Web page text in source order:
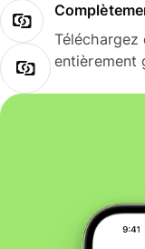
Téléchargez
entièrement